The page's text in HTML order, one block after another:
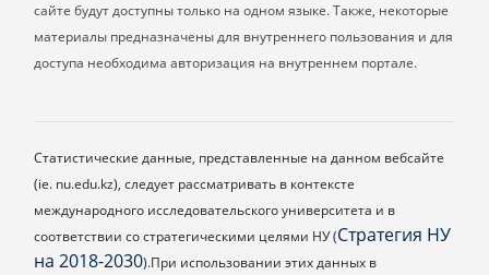
сайте будут доступны только на одном языке. Также, некоторые
материалы предназначены для внутреннего пользования и для
доступа необходима авторизация на внутреннем портале.
Статистические данные, представленные на данном вебсайте
(ie. nu.edu.kz), следует рассматривать в контексте
международного исследовательского университета и в
соответствии со стратегическими целями НУ (Стратегия НУ
на 2018-2030).При использовании этих данных в